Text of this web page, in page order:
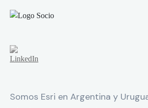
Somos Esri en Argentina y